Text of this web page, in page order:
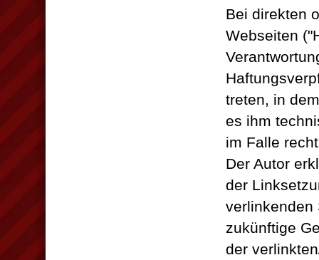
Bei direkten
Webseiten
treten, in
es ihm
im Falle
Der Autor
der
verlinkenden
zukünftige
der